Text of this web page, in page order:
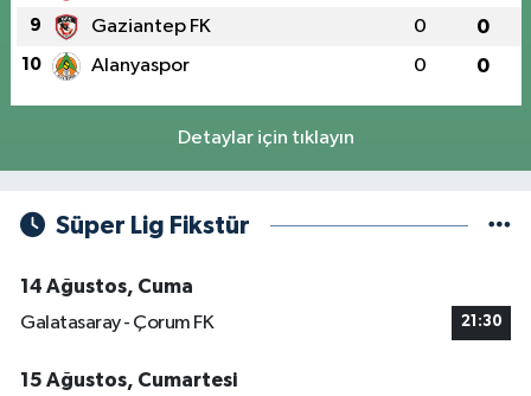
9 Gaziantep FK 0 0
10 Alanyaspor 0 0
Detaylar için tıklayın
Süper Lig Fikstür
14 Ağustos, Cuma
Galatasaray - Çorum FK
21:30
15 Ağustos, Cumartesi